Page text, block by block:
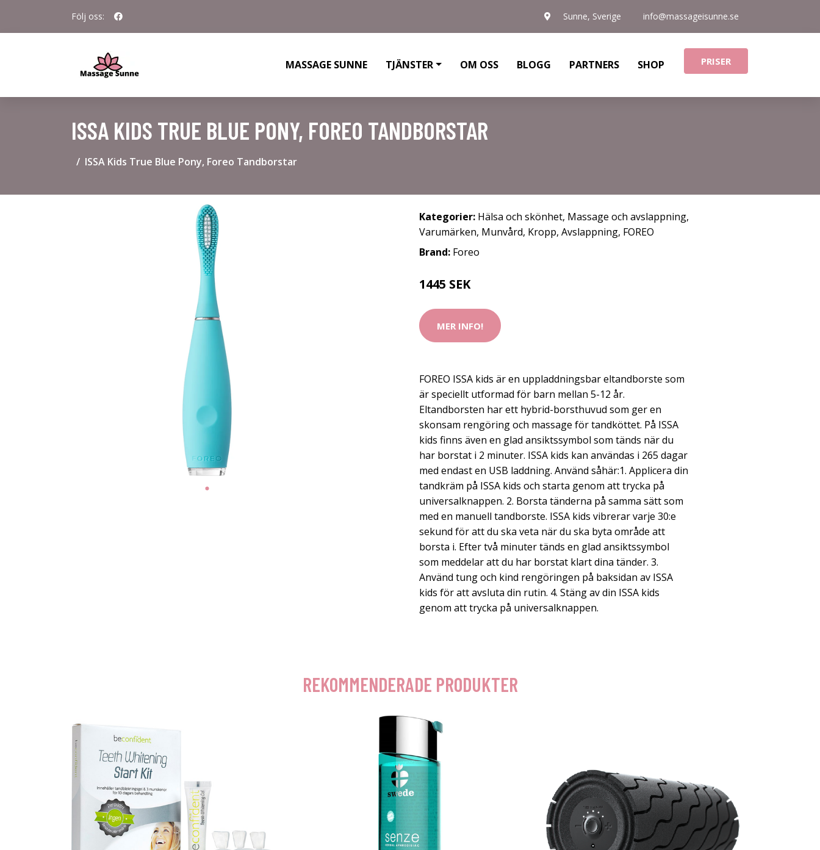
Följ oss: Sunne, Sverige info@massageisunne.se
MASSAGE SUNNE TJÄNSTER OM OSS BLOGG PARTNERS SHOP PRISER
ISSA KIDS TRUE BLUE PONY, FOREO TANDBORSTAR
ISSA Kids True Blue Pony, Foreo Tandborstar
Kategorier: Hälsa och skönhet, Massage och avslappning,
Varumärken, Munvård, Kropp, Avslappning, FOREO
Brand: Foreo
1445 SEK
MER INFO!
FOREO ISSA kids är en uppladdningsbar eltandborste som
är speciellt utformad för barn mellan 5-12 år.
Eltandborsten har ett hybrid-borsthuvud som ger en
skonsam rengöring och massage för tandköttet. På ISSA
kids finns även en glad ansiktssymbol som tänds när du
har borstat i 2 minuter. ISSA kids kan användas i 265 dagar
med endast en USB laddning. Använd såhär:1. Applicera din
tandkräm på ISSA kids och starta genom att trycka på
universalknappen. 2. Borsta tänderna på samma sätt som
med en manuell tandborste. ISSA kids vibrerar varje 30:e
sekund för att du ska veta när du ska byta område att
borsta i. Efter två minuter tänds en glad ansiktssymbol
som meddelar att du har borstat klart dina tänder. 3.
Använd tung och kind rengöringen på baksidan av ISSA
kids för att avsluta din rutin. 4. Stäng av din ISSA kids
genom att trycka på universalknappen.
REKOMMENDERADE PRODUKTER